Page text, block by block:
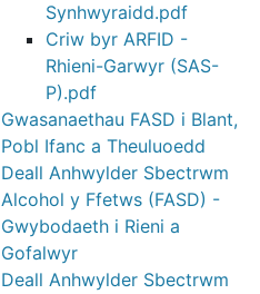
Synhwyraidd.pdf
Criw byr ARFID -
Rhieni-Garwyr (SAS-
P).pdf
Gwasanaethau FASD i Blant,
Pobl Ifanc a Theuluoedd
Deall Anhwylder Sbectrwm
Alcohol y Ffetws (FASD) -
Gwybodaeth i Rieni a
Gofalwyr
Deall Anhwylder Sbectrwm